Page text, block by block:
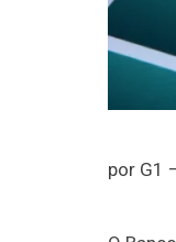
por G1